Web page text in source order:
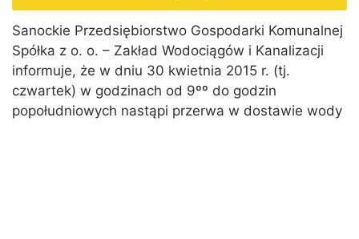
Sanockie Przedsiębiorstwo Gospodarki Komunalnej
Spółka z o. o. – Zakład Wodociągów i Kanalizacji
informuje, że w dniu 30 kwietnia 2015 r. (tj.
czwartek) w godzinach od 9ºº do godzin
popołudniowych nastąpi przerwa w dostawie wody